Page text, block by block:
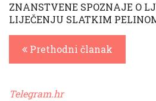
ZNANSTVENE SPOZNAJE O
LIJEČENJU SLATKIM
Prethodni članak
Telegram.hr